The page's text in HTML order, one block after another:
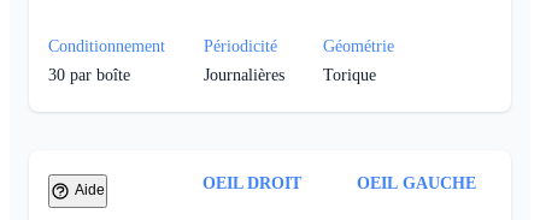
Conditionnement
30 par boîte
Périodicité
Journalières
Géométrie
Torique
Aide OEIL DROIT OEIL GAUCHE